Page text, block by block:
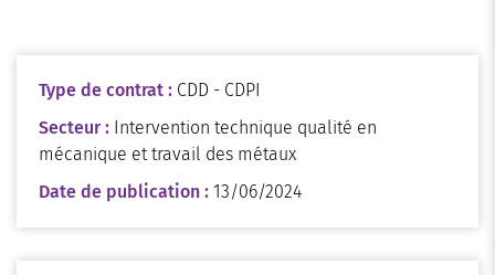
Type de contrat : CDD - CDPI
Secteur : Intervention technique qualité en
mécanique et travail des métaux
Date de publication : 13/06/2024